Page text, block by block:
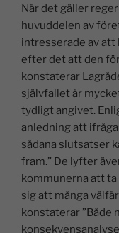
När det gäller
huvuddelen av
intresserade av
efter det att den
konstaterar
självfallet är
tydligt angivet.
anledning att
sådana slutsatser
fram.” De lyfter
kommunerna att
sig att många
konstaterar ”Både